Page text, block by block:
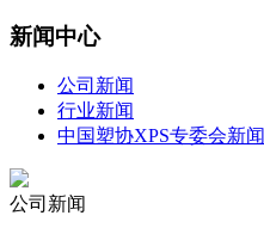
新闻中心
公司新闻
行业新闻
中国塑协XPS专委会新闻
公司新闻